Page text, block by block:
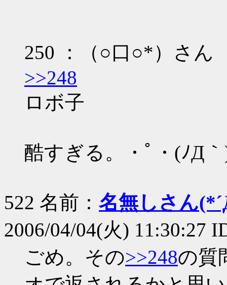
250 ：（○口○*）さん
>>248
ロボ子
酷すぎる。・ﾟ・(ﾉД
522 名前： 名無しさん
2006/04/04(火) 11:30:27
ごめ。その>>248の質